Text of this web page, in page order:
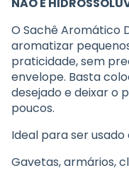
NÃO É
O Sachê Aromático
aromatizar
praticidade, sem
envelope. Basta
desejado e deixar o
poucos.
Ideal para ser usado
Gavetas, armários,